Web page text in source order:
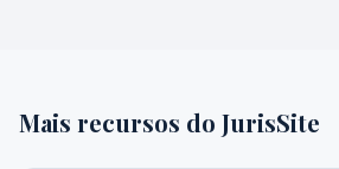
Mais recursos do JurisSite